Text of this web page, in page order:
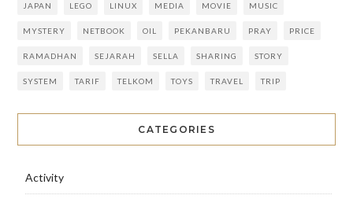
JAPAN LEGO LINUX MEDIA MOVIE MUSIC
MYSTERY NETBOOK OIL PEKANBARU PRAY PRICE
RAMADHAN SEJARAH SELLA SHARING STORY
SYSTEM TARIF TELKOM TOYS TRAVEL TRIP
CATEGORIES
Activity